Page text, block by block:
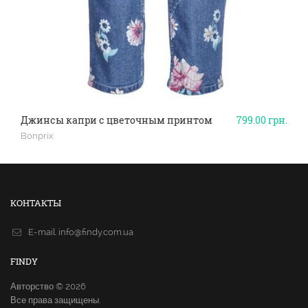
799.00грн.
Джинсы капри с цветочным принтом
Bonprix
КОНТАКТЫ
E-mail. info@findy.com.ua
FINDY
Авторство © 2026
Все права защищены.